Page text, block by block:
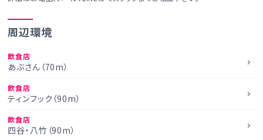
周辺環境
飲食店
あぶさん（70m）
飲食店
ティンフック（90m）
飲食店
四谷・八竹（90m）